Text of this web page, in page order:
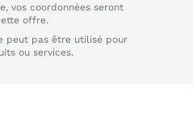
vos coordonnées seront
offre.
peut pas être utilisé pour
ou services.